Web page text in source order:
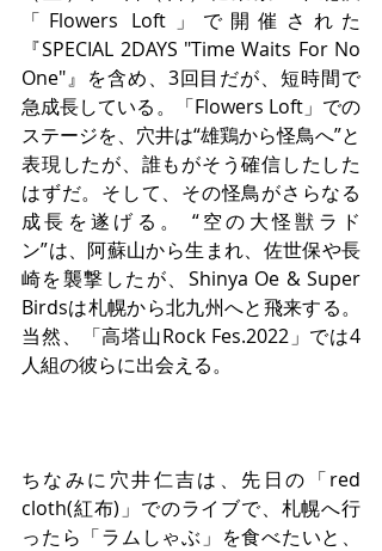
「Flowers Loft」で開催された
『SPECIAL 2DAYS "Time Waits For No
One"』を含め、3回目だが、短時間で
急成長している。「Flowers Loft」での
ステージを、穴井は“雄鶏から怪鳥へ”と
表現したが、誰もがそう確信したした
はずだ。そして、その怪鳥がさらなる
成長を遂げる。 “空の大怪獣ラド
ン”は、阿蘇山から生まれ、佐世保や長
崎を襲撃したが、Shinya Oe & Super
Birdsは札幌から北九州へと飛来する。
当然、「高塔山Rock Fes.2022」では4
人組の彼らに出会える。
ちなみに穴井仁吉は、先日の「red
cloth(紅布)」でのライブで、札幌へ行
ったら「ラムしゃぶ」を食べたいと、